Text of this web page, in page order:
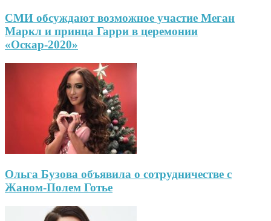
СМИ обсуждают возможное участие Меган
Маркл и принца Гарри в церемонии
«Оскар-2020»
Ольга Бузова объявила о сотрудничестве с
Жаном-Полем Готье